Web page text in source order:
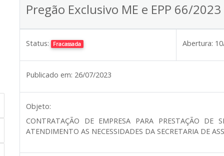
Pregão Exclusivo ME e EPP 66/2023
Status: Fracassada Abertura:
Publicado em: 26/07/2023
Objeto:
CONTRATAÇÃO DE EMPRESA PARA PRESTAÇÃO DE
ATENDIMENTO AS NECESSIDADES DA SECRETARIA DE